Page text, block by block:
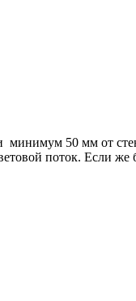
минимум 50 мм от
поток. Если